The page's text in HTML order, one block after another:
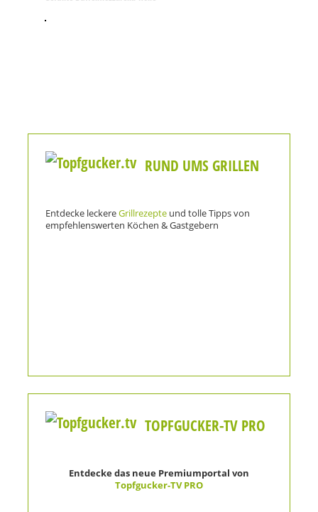
RUND UMS GRILLEN
Entdecke leckereGrillrezepte und tolle Tipps von
empfehlenswerten Köchen & Gastgebern
TOPFGUCKER-TV PRO
Entdecke das neue Premiumportal von
Topfgucker-TV PRO